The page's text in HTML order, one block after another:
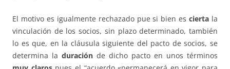
El motivo es igualmente rechazado pue si bien escierta la
vinculación de los socios, sin plazo determinado, también
lo es que, en la cláusula siguiente del pacto de socios, se
determina la duración de dicho pacto en unos términos